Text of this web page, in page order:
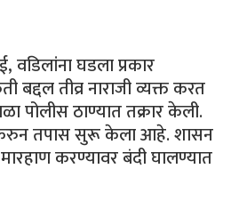
घडला प्रकार
बद्दल तीव्र नाराजी व्यक्त करत
पोलीस ठाण्यात तक्रार केली.
करुन तपास सुरू केला आहे. शासन
मारहाण करण्यावर बंदी घालण्यात